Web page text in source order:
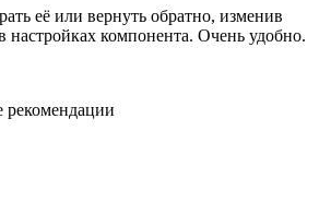
её или вернуть обратно, изменив
настройках компонента. Очень удобно.
рекомендации